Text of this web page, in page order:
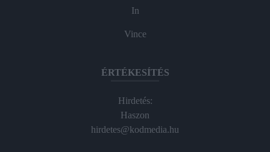
In
Vince
ÉRTÉKESÍTÉS
Hirdetés:
Haszon
hirdetes@kodmedia.hu